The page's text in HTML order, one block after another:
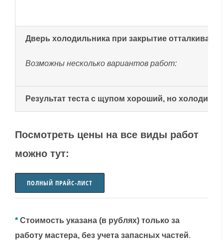
Дверь холодильника при закрытие
Возможны несколько вариантов работ:
Результат теста с щупом хороший, но
Посмотреть цены на все виды работ
можно тут:
ПОЛНЫЙ ПРАЙС-ЛИСТ
* Стоимость указана (в рублях) только за
работу мастера, без учета запасных частей.